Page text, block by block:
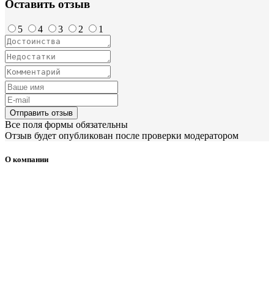
Оставить отзыв
5 4 3 2 1
Отправить отзыв
Все поля формы обязательны
Отзыв будет опубликован после проверки модератором
О компании